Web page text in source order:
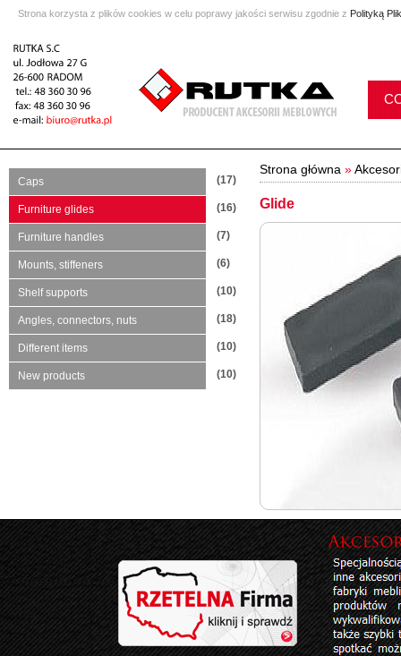
Strona korzysta z plików cookies w celu poprawy jakości serwisu zgodnie z Polityką
Caps (17)
Furniture glides (16)
Furniture handles (7)
Mounts, stiffeners (6)
Shelf supports (10)
Angles, connectors, nuts (18)
Different items (10)
New products (10)
Strona główna »
Glide